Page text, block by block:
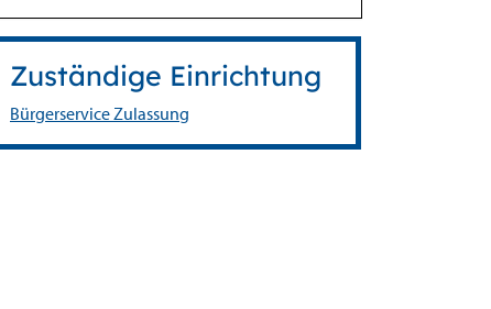
Zuständige Einrichtung
Bürgerservice Zulassung